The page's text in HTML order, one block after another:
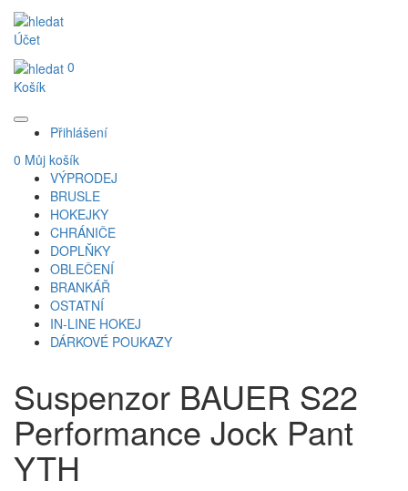
Účet
0
Košík
Přihlášení
0 Můj košík
VÝPRODEJ
BRUSLE
HOKEJKY
CHRÁNIČE
DOPLŇKY
OBLEČENÍ
BRANKÁŘ
OSTATNÍ
IN-LINE HOKEJ
DÁRKOVÉ POUKAZY
Suspenzor BAUER S22
Performance Jock Pant
YTH